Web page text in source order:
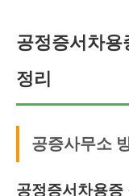
공정증서차용
정리
공증사무소
공정증서차용증